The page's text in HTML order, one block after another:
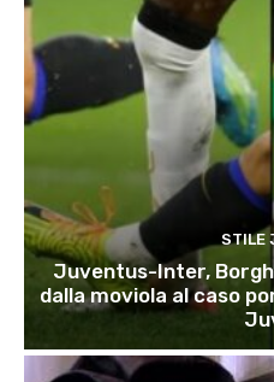
STILE
Juventus-Inter,
dalla moviola al caso